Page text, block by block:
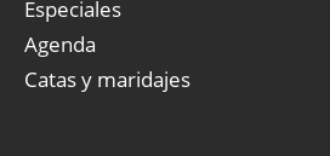
Especiales
Agenda
Catas y maridajes